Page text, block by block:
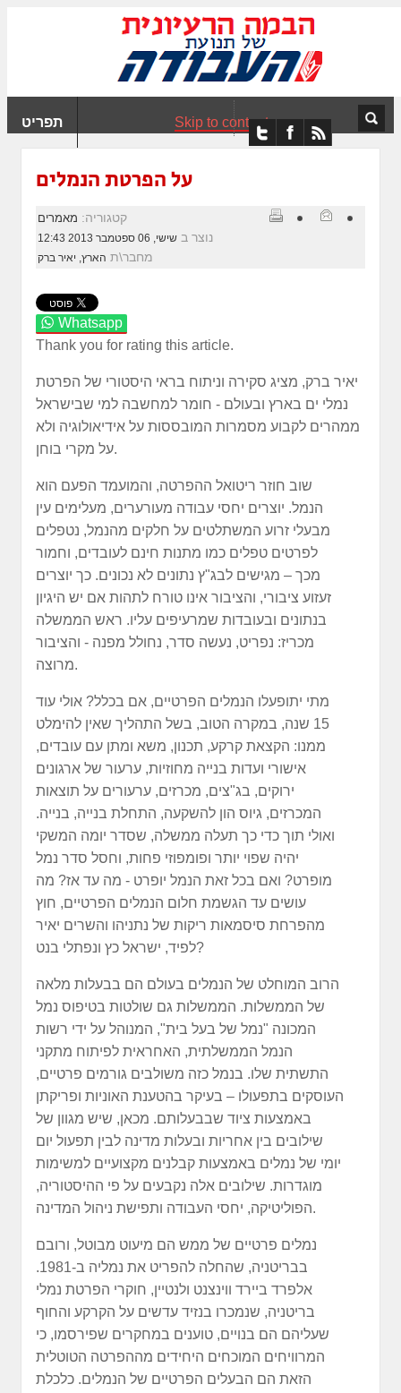
תפריט Skip to content
על הפרטת הנמלים
קטגוריה: מאמרים
נוצר ב שישי, 06 ספטמבר 2013 12:43
מחבר\ת הארץ, יאיר ברק
Whatsapp
Thank you for rating this article.
יאיר ברק, מציג סקירה וניתוח בראי היסטורי של הפרטת
נמלי ים בארץ ובעולם - חומר למחשבה למי שבישראל
ממהרים לקבוע מסמרות המובססות על אידיאולוגיה ולא
על מקרי בוחן.
שוב חוזר ריטואל ההפרטה, והמועמד הפעם הוא
הנמל. יוצרים יחסי עבודה מעורערים, מעלימים עין
מבעלי זרוע המשתלטים על חלקים מהנמל, נטפלים
לפרטים טפלים כמו מתנות חינם לעובדים, וחמור
מכך – מגישים לבג"ץ נתונים לא נכונים. כך יוצרים
זעזוע ציבורי, והציבור אינו טורח לתהות אם יש היגיון
בנתונים ובעובדות שמרעיפים עליו. ראש הממשלה
מכריז: נפריט, נעשה סדר, נחולל מפנה - והציבור
מרוצה.
מתי יתופעלו הנמלים הפרטיים, אם בכלל? אולי עוד
15 שנה, במקרה הטוב, בשל התהליך שאין להימלט
ממנו: הקצאת קרקע, תכנון, משא ומתן עם עובדים,
אישורי ועדות בנייה מחוזיות, ערעור של ארגונים
ירוקים, בג"צים, מכרזים, ערעורים על תוצאות
המכרזים, גיוס הון להשקעה, התחלת בנייה, בנייה.
ואולי תוך כדי כך תעלה ממשלה, שסדר יומה המשקי
יהיה שפוי יותר ופומפוזי פחות, וחסל סדר נמל
מופרט? ואם בכל זאת הנמל יופרט - מה עד אז? מה
עושים עד הגשמת חלום הנמלים הפרטיים, חוץ
מהפרחת סיסמאות ריקות של נתניהו והשרים יאיר
לפיד, ישראל כץ ונפתלי בנט?
הרוב המוחלט של הנמלים בעולם הם בבעלות מלאה
של הממשלות. הממשלות גם שולטות בטיפוס נמל
המכונה "נמל של בעל בית", המנוהל על ידי רשות
הנמל הממשלתית, האחראית לפיתוח מתקני
התשתית שלו. בנמל כזה משולבים גורמים פרטיים,
העוסקים בתפעולו – בעיקר בהטענת האוניות ופריקתן
באמצעות ציוד שבבעלותם. מכאן, שיש מגוון של
שילובים בין אחריות ובעלות מדינה לבין תפעול יום
יומי של נמלים באמצעות קבלנים מקצועיים למשימות
מוגדרות. שילובים אלה נקבעים על פי ההיסטוריה,
הפוליטיקה, יחסי העבודה ותפישת ניהול המדינה.
נמלים פרטיים של ממש הם מיעוט מבוטל, ורובם
בבריטניה, שהחלה להפריט את נמליה ב-1981.
אלפרד ביירד ווינצנט ולנטיין, חוקרי הפרטת נמלי
בריטניה, שנמכרו בנזיד עדשים על הקרקע והחוף
שעליהם הם בנויים, טוענים במחקרים שפירסמו, כי
המרוויחים המוכחים היחידים מההפרטה הטוטלית
הזאת הם הבעלים הפרטיים של הנמלים. כלכלת